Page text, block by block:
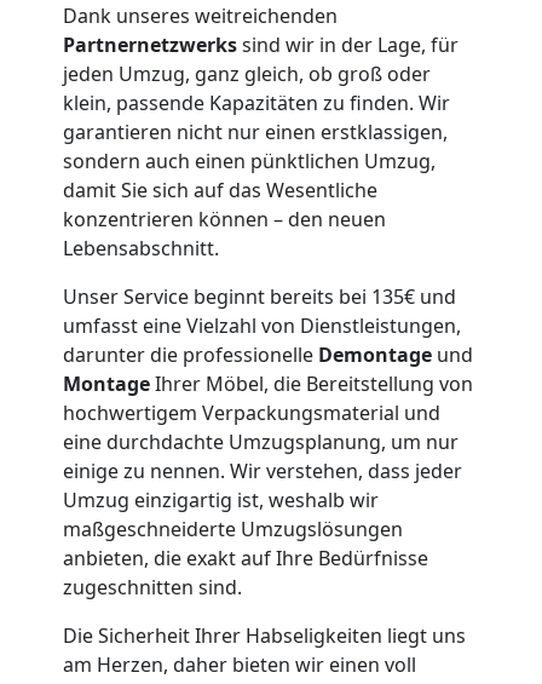
Dank unseres weitreichenden
Partnernetzwerkssind wir in der Lage, für
jeden Umzug, ganz gleich, ob groß oder
klein, passende Kapazitäten zu finden. Wir
garantieren nicht nur einen erstklassigen,
sondern auch einen pünktlichen Umzug,
damit Sie sich auf das Wesentliche
konzentrieren können – den neuen
Lebensabschnitt.
Unser Service beginnt bereits bei 135€ und
umfasst eine Vielzahl von Dienstleistungen,
darunter die professionelle Demontage und
MontageIhrer Möbel, die Bereitstellung von
hochwertigem Verpackungsmaterial und
eine durchdachte Umzugsplanung, um nur
einige zu nennen. Wir verstehen, dass jeder
Umzug einzigartig ist, weshalb wir
maßgeschneiderte Umzugslösungen
anbieten, die exakt auf Ihre Bedürfnisse
zugeschnitten sind.
Die Sicherheit Ihrer Habseligkeiten liegt uns
am Herzen, daher bieten wir einen voll
Umzugshelfer
Wiener
Neustadt
Möbeltaxi
Wiener
Neustadt
Kleintransport
Wiener
Neustadt